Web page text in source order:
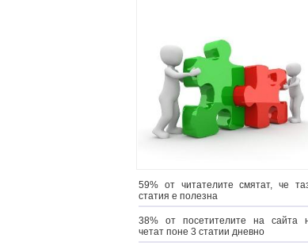
59% от читателите смятат, че
статия е полезна
38% от посетителите на сайта
четат поне 3 статии дневно